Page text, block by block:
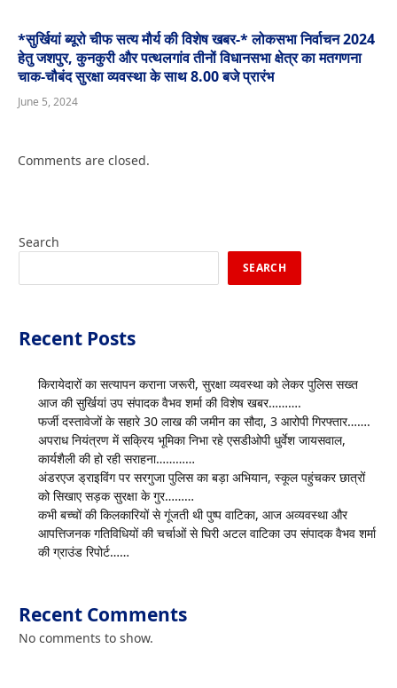
*सुर्खियां ब्यूरो चीफ सत्य मौर्य की विशेष खबर-* लोकसभा निर्वाचन 2024
हेतु जशपुर, कुनकुरी और पत्थलगांव तीनों विधानसभा क्षेत्र का मतगणना
चाक-चौबंद सुरक्षा व्यवस्था के साथ 8.00 बजे प्रारंभ
June 5, 2024
Comments are closed.
Search
SEARCH
Recent Posts
किरायेदारों का सत्यापन कराना जरूरी, सुरक्षा व्यवस्था को लेकर पुलिस सख्त
आज की सुर्खियां उप संपादक वैभव शर्मा की विशेष खबर……….
फर्जी दस्तावेजों के सहारे 30 लाख की जमीन का सौदा, 3 आरोपी गिरफ्तार…….
अपराध नियंत्रण में सक्रिय भूमिका निभा रहे एसडीओपी धुर्वेश जायसवाल,
कार्यशैली की हो रही सराहना…………
अंडरएज ड्राइविंग पर सरगुजा पुलिस का बड़ा अभियान, स्कूल पहुंचकर छात्रों
को सिखाए सड़क सुरक्षा के गुर………
कभी बच्चों की किलकारियों से गूंजती थी पुष्प वाटिका, आज अव्यवस्था और
आपत्तिजनक गतिविधियों की चर्चाओं से घिरी अटल वाटिका उप संपादक वैभव शर्मा
की ग्राउंड रिपोर्ट……
Recent Comments
No comments to show.